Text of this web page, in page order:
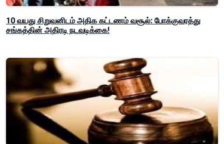
10 வயது சிறுவனிடம் அதிக கட்டணம் வசூல்: போக்குவரத்து
சங்கத்தின் அதிரடி நடவடிக்கை!